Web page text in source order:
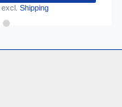
Shipping